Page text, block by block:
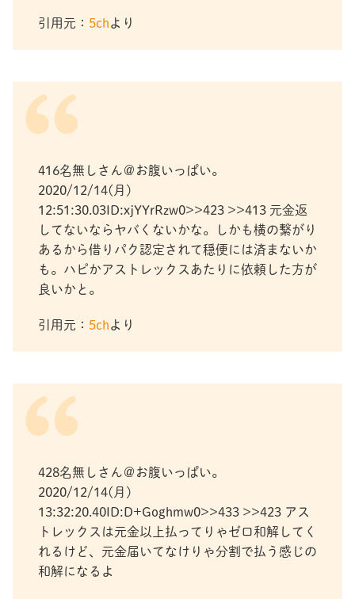
引用元： 5chより
416名無しさん＠お腹いっぱい。
2020/12/14(月)
12:51:30.03ID:xjYYrRzw0>>423 >>413 元金返
してないならヤバくないかな。しかも横の繋がり
あるから借りパク認定されて穏便には済まないか
も。ハピかアストレックスあたりに依頼した方が
良いかと。
引用元： 5chより
428名無しさん＠お腹いっぱい。
2020/12/14(月)
13:32:20.40ID:D+Goghmw0>>433 >>423 アス
トレックスは元金以上払ってりゃゼロ和解してく
れるけど、元金届いてなけりゃ分割で払う感じの
和解になるよ